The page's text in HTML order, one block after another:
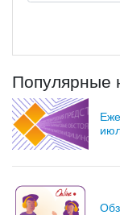
Популярные